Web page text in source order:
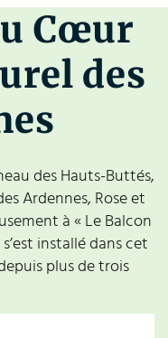
Cœur
des
des Hauts-Buttés,
Ardennes, Rose et
à « Le Balcon
installé dans cet
plus de trois